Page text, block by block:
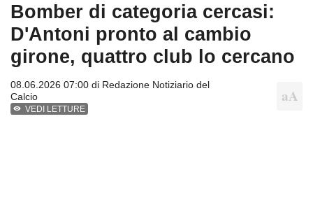
Bomber di categoria cercasi:
D'Antoni pronto al cambio
girone, quattro club lo cercano
08.06.2026 07:00 di Redazione Notiziario del
Calcio
VEDI LETTURE